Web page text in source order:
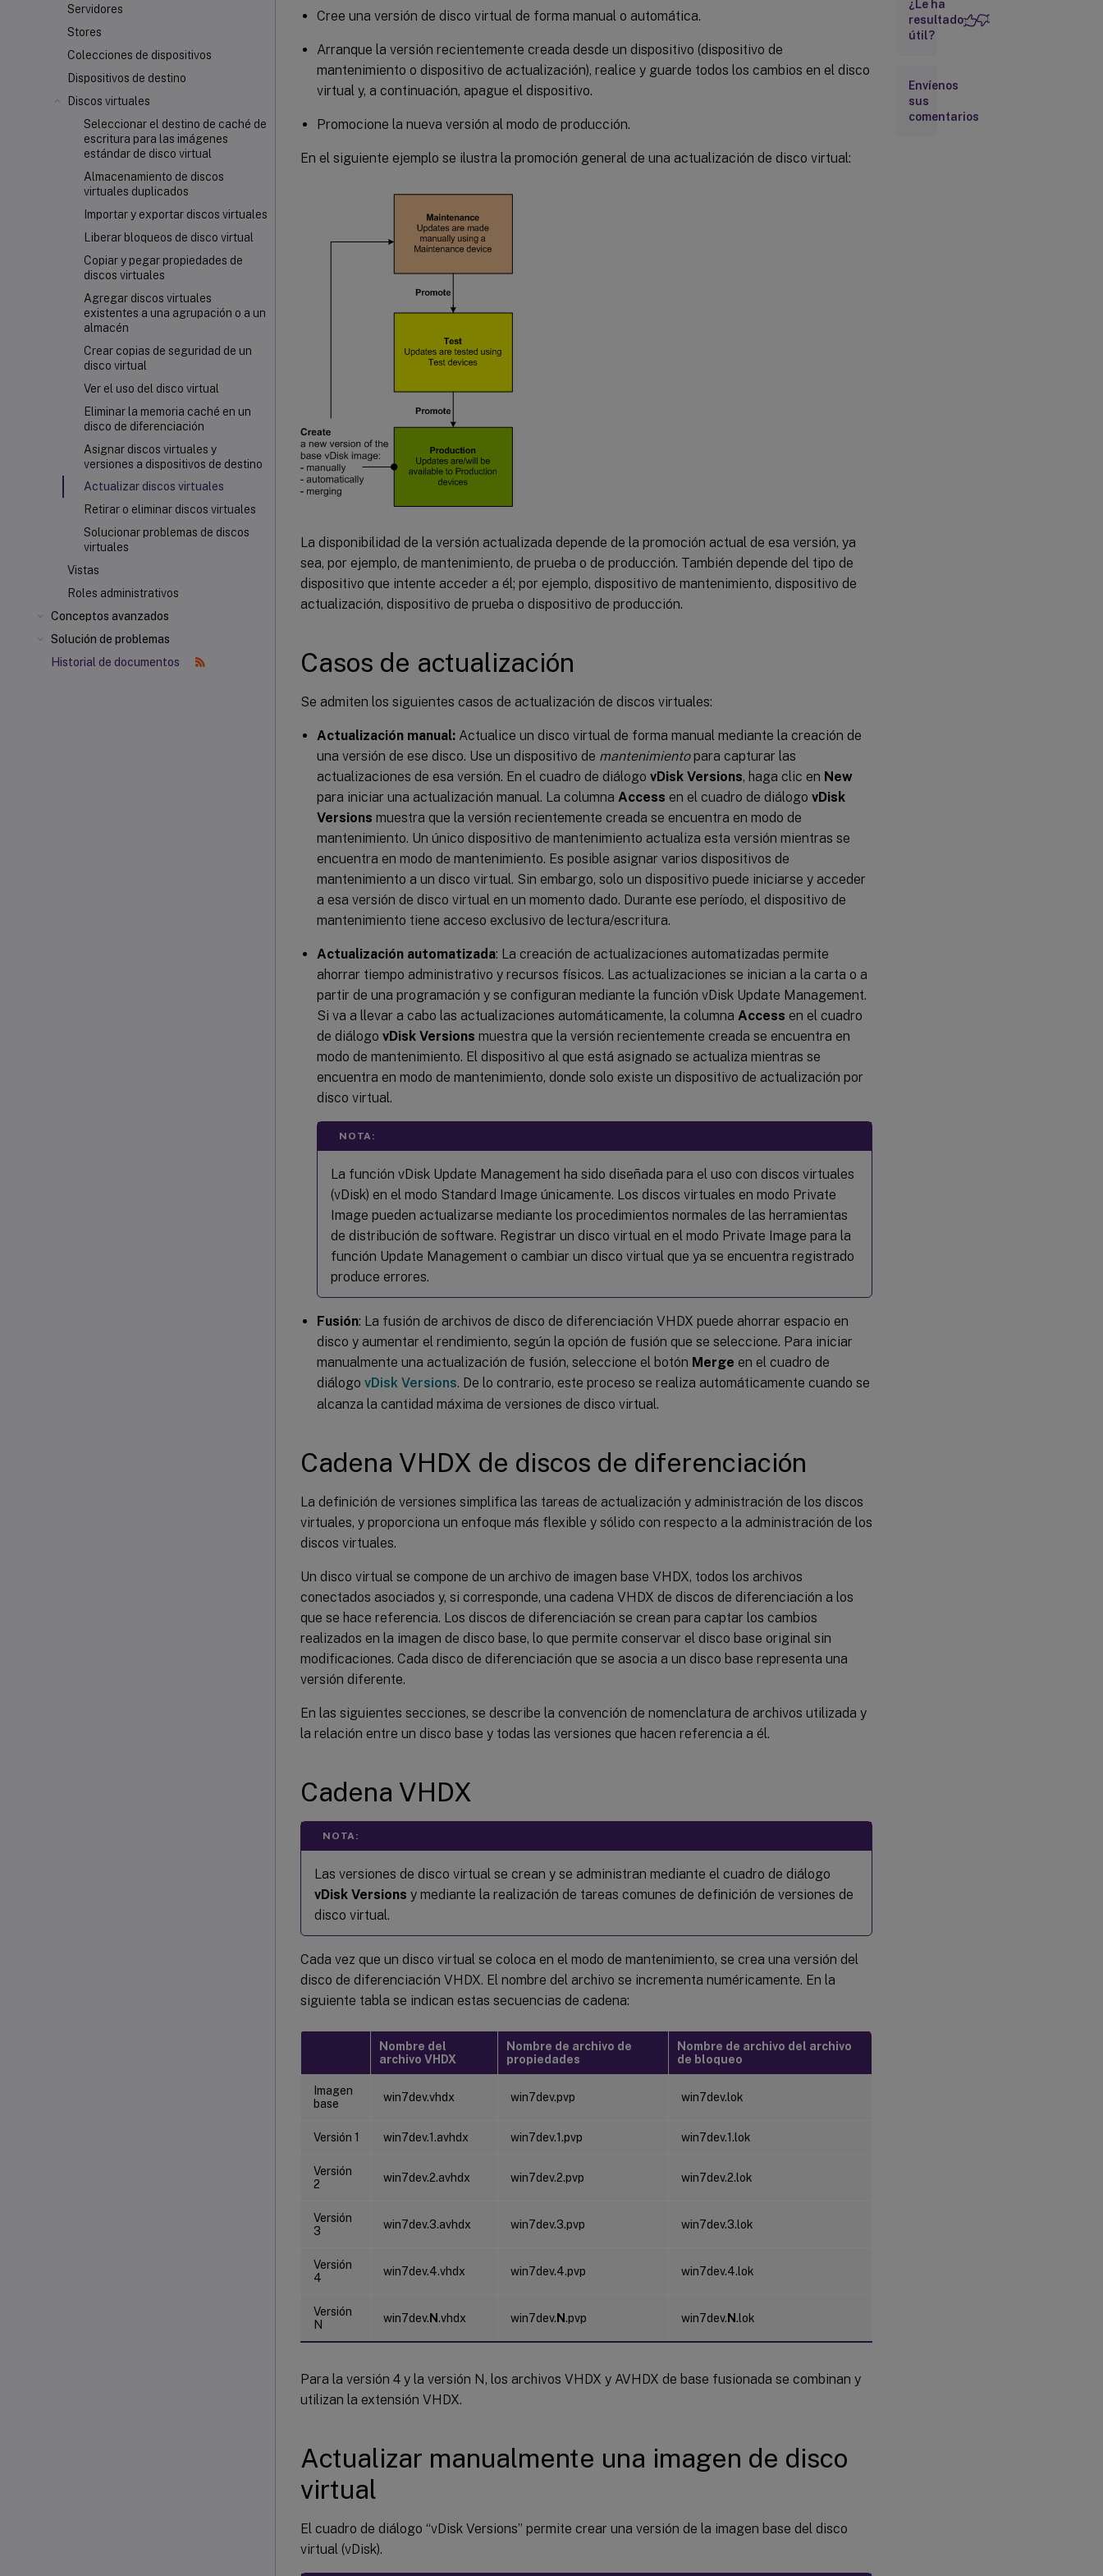
Servidores
Stores
Colecciones de dispositivos
Dispositivos de destino
Discos virtuales
Seleccionar el destino de caché de
escritura para las imágenes
estándar de disco virtual
Almacenamiento de discos
virtuales duplicados
Importar y exportar discos virtuales
Liberar bloqueos de disco virtual
Copiar y pegar propiedades de
discos virtuales
Agregar discos virtuales
existentes a una agrupación o a un
almacén
Crear copias de seguridad de un
disco virtual
Ver el uso del disco virtual
Eliminar la memoria caché en un
disco de diferenciación
Asignar discos virtuales y
versiones a dispositivos de destino
Actualizar discos virtuales
Retirar o eliminar discos virtuales
Solucionar problemas de discos
virtuales
Vistas
Roles administrativos
Conceptos avanzados
Solución de problemas
Historial de documentos
Cree una versión de disco virtual de forma manual o automática.
Arranque la versión recientemente creada desde un dispositivo (dispositivo de
mantenimiento o dispositivo de actualización), realice y guarde todos los cambios en el disco
virtual y, a continuación, apague el dispositivo.
Promocione la nueva versión al modo de producción.
En el siguiente ejemplo se ilustra la promoción general de una actualización de disco virtual:
La disponibilidad de la versión actualizada depende de la promoción actual de esa versión, ya
sea, por ejemplo, de mantenimiento, de prueba o de producción. También depende del tipo de
dispositivo que intente acceder a él; por ejemplo, dispositivo de mantenimiento, dispositivo de
actualización, dispositivo de prueba o dispositivo de producción.
Casos de actualización
Se admiten los siguientes casos de actualización de discos virtuales:
Actualización manual: Actualice un disco virtual de forma manual mediante la creación de
una versión de ese disco. Use un dispositivo de mantenimientopara capturar las
actualizaciones de esa versión. En el cuadro de diálogo vDisk Versions, haga clic en New
para iniciar una actualización manual. La columna Access en el cuadro de diálogo vDisk
Versions muestra que la versión recientemente creada se encuentra en modo de
mantenimiento. Un único dispositivo de mantenimiento actualiza esta versión mientras se
encuentra en modo de mantenimiento. Es posible asignar varios dispositivos de
mantenimiento a un disco virtual. Sin embargo, solo un dispositivo puede iniciarse y acceder
a esa versión de disco virtual en un momento dado. Durante ese período, el dispositivo de
mantenimiento tiene acceso exclusivo de lectura/escritura.
Actualización automatizada: La creación de actualizaciones automatizadas permite
ahorrar tiempo administrativo y recursos físicos. Las actualizaciones se inician a la carta o a
partir de una programación y se configuran mediante la función vDisk Update Management.
Si va a llevar a cabo las actualizaciones automáticamente, la columna Access en el cuadro
de diálogo vDisk Versions muestra que la versión recientemente creada se encuentra en
modo de mantenimiento. El dispositivo al que está asignado se actualiza mientras se
encuentra en modo de mantenimiento, donde solo existe un dispositivo de actualización por
disco virtual.
NOTA:
La función vDisk Update Management ha sido diseñada para el uso con discos virtuales
(vDisk) en el modo Standard Image únicamente. Los discos virtuales en modo Private
Image pueden actualizarse mediante los procedimientos normales de las herramientas
de distribución de software. Registrar un disco virtual en el modo Private Image para la
función Update Management o cambiar un disco virtual que ya se encuentra registrado
produce errores.
Fusión: La fusión de archivos de disco de diferenciación VHDX puede ahorrar espacio en
disco y aumentar el rendimiento, según la opción de fusión que se seleccione. Para iniciar
manualmente una actualización de fusión, seleccione el botón Merge en el cuadro de
diálogo vDisk Versions. De lo contrario, este proceso se realiza automáticamente cuando se
alcanza la cantidad máxima de versiones de disco virtual.
Cadena VHDX de discos de diferenciación
La definición de versiones simplifica las tareas de actualización y administración de los discos
virtuales, y proporciona un enfoque más flexible y sólido con respecto a la administración de los
discos virtuales.
Un disco virtual se compone de un archivo de imagen base VHDX, todos los archivos
conectados asociados y, si corresponde, una cadena VHDX de discos de diferenciación a los
que se hace referencia. Los discos de diferenciación se crean para captar los cambios
realizados en la imagen de disco base, lo que permite conservar el disco base original sin
modificaciones. Cada disco de diferenciación que se asocia a un disco base representa una
versión diferente.
En las siguientes secciones, se describe la convención de nomenclatura de archivos utilizada y
la relación entre un disco base y todas las versiones que hacen referencia a él.
Cadena VHDX
NOTA:
Las versiones de disco virtual se crean y se administran mediante el cuadro de diálogo
vDisk Versions y mediante la realización de tareas comunes de definición de versiones de
disco virtual.
Cada vez que un disco virtual se coloca en el modo de mantenimiento, se crea una versión del
disco de diferenciación VHDX. El nombre del archivo se incrementa numéricamente. En la
siguiente tabla se indican estas secuencias de cadena:
Nombre del
archivo VHDX
Nombre de archivo de
propiedades
Nombre de archivo del archivo
de bloqueo
Imagen
base
win7dev.vhdx win7dev.pvp win7dev.lok
Versión 1 win7dev.1.avhdx win7dev.1.pvp win7dev.1.lok
Versión
2
win7dev.2.avhdx win7dev.2.pvp win7dev.2.lok
Versión
3
win7dev.3.avhdx win7dev.3.pvp win7dev.3.lok
Versión
4
win7dev.4.vhdx win7dev.4.pvp win7dev.4.lok
Versión
N
win7dev.N.vhdx win7dev.N.pvp win7dev.N.lok
Para la versión 4 y la versión N, los archivos VHDX y AVHDX de base fusionada se combinan y
utilizan la extensión VHDX.
Actualizar manualmente una imagen de disco
virtual
El cuadro de diálogo “vDisk Versions” permite crear una versión de la imagen base del disco
virtual (vDisk).
Actualizar
Fusionar
¿Le ha
resultado
útil?
Envíenos
sus
comentarios